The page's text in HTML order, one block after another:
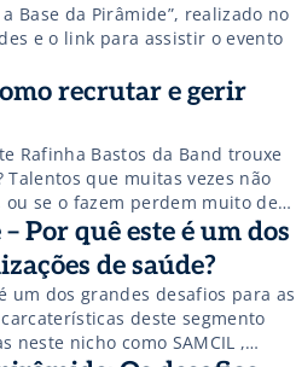
Base da Pirâmide”, realizado no
e o link para assistir o evento
9816366″ width=”425″
marginheight=”0″
9816435″ width=”425″
marginheight=”0″
9816484″ width=”425″
[…]
recrutar e gerir
Rafinha Bastos da Band trouxe
que muitas vezes não
se o fazem perdem muito de
a Geração Y não ser nova,
Por quê este é um dos
de saúde?
dos grandes desafios para as
deste segmento
neste nicho como SAMCIL ,